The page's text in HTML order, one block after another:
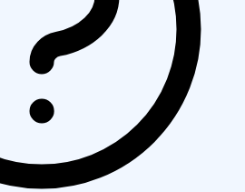
EcommerceAsesoría AWS